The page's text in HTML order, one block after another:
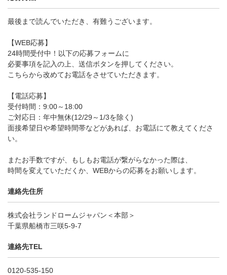
最後まで読んでいただき、有難うございます。
【WEB応募】
24時間受付中！以下の応募フォームに
必要事項を記入の上、送信ボタンを押してください。
こちらから改めてお電話をさせていただきます。
【電話応募】
受付時間：9:00～18:00
ご対応日：年中無休(12/29～1/3を除く)
面接希望日や希望時間帯などがあれば、お電話にて教えてくださ
い。
またお手数ですが、もしもお電話が繋がらなかった際は、
時間を変えていただくか、WEBからの応募をお願いします。
連絡先住所
株式会社ランドロームジャパン＜本部＞
千葉県船橋市三咲5-9-7
連絡先TEL
0120-535-150